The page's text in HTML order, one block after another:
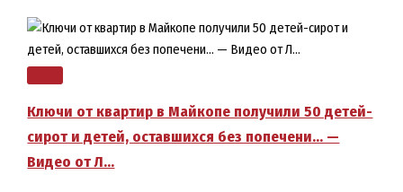
Ключи от квартир в Майкопе получили 50 детей-
сирот и детей, оставшихся без попечени… —
Видео от Л…